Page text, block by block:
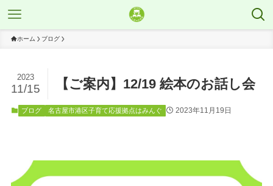
ホーム ブログ
【ご案内】12/19 絵本のお話し会
2023
11/15
ブログ 名古屋市港区子育て応援拠点はみんぐ 2023年11月19日